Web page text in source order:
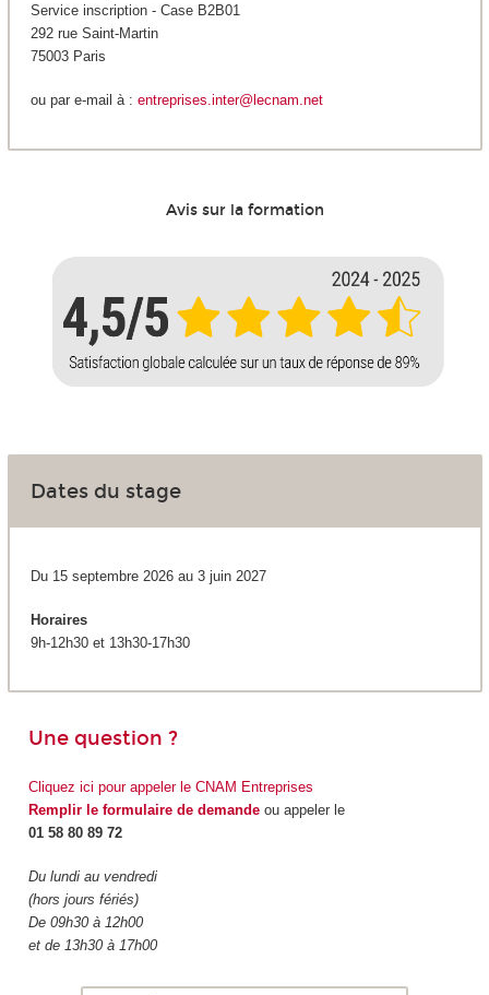
Service inscription - Case B2B01
292 rue Saint-Martin
75003 Paris
ou par e-mail à : entreprises.inter@lecnam.net
Avis sur la formation
Dates du stage
Du 15 septembre 2026 au 3 juin 2027
Horaires
9h-12h30 et 13h30-17h30
Une question ?
Cliquez ici pour appeler le CNAM Entreprises
Remplir le formulaire de demandeou appeler le
01 58 80 89 72
Du lundi au vendredi
(hors jours fériés)
De 09h30 à 12h00
et de 13h30 à 17h00